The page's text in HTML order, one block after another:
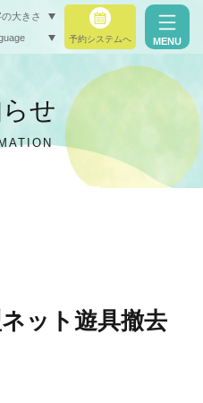
大きさ
予約システムへ MENU
せ
ット遊具撤去